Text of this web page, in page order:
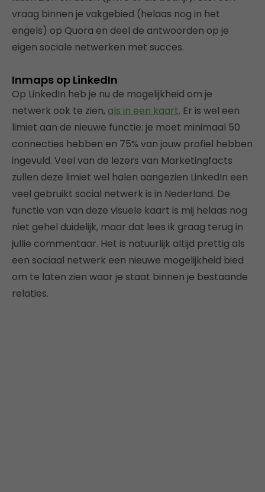
vraag binnen je vakgebied (helaas nog in het
engels) op Quora en deel de antwoorden op je
eigen sociale netwerken met succes.
Inmaps op LinkedIn
Op LinkedIn heb je nu de mogelijkheid om je
netwerk ook te zien, als in een kaart. Er is wel een
limiet aan de nieuwe functie: je moet minimaal 50
connecties hebben en 75% van jouw profiel hebben
ingevuld. Veel van de lezers van Marketingfacts
zullen deze limiet wel halen aangezien LinkedIn een
veel gebruikt social netwerk is in Nederland. De
functie van van deze visuele kaart is mij helaas nog
niet gehel duidelijk, maar dat lees ik graag terug in
jullie commentaar. Het is natuurlijk altijd prettig als
een sociaal netwerk een nieuwe mogelijkheid bied
om te laten zien waar je staat binnen je bestaande
relaties.